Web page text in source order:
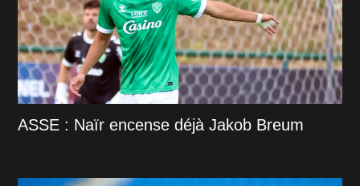
ASSE : Naïr encense déjà Jakob Breum